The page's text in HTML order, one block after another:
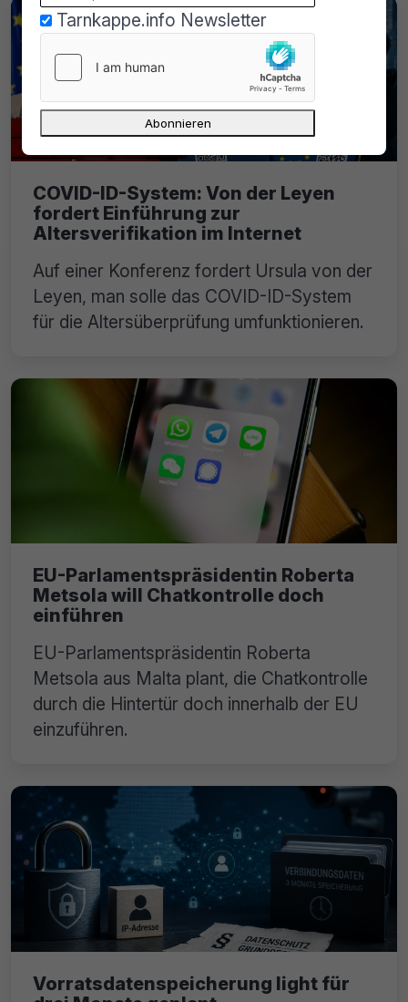
COVID-ID-System: Von der Leyen
fordert Einführung zur
Altersverifikation im Internet
Auf einer Konferenz fordert Ursula von der
Leyen, man solle das COVID-ID-System
für die Altersüberprüfung umfunktionieren.
EU-Parlamentspräsidentin Roberta
Metsola will Chatkontrolle doch
einführen
EU-Parlamentspräsidentin Roberta
Metsola aus Malta plant, die Chatkontrolle
durch die Hintertür doch innerhalb der EU
einzuführen.
Vorratsdatenspeicherung light für
Tarnkappe.info Newsletter